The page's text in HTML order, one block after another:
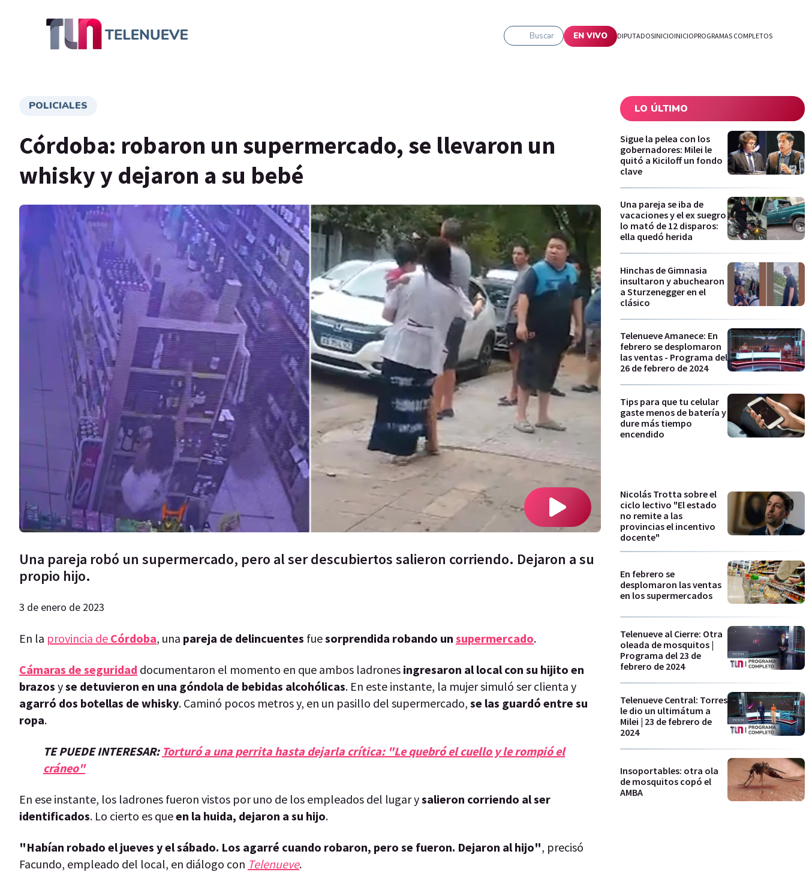
Buscar EN VIVO DIPUTADOSINICIOINICIOPROGRAMAS COMPLETOS
POLICIALES
Córdoba: robaron un supermercado, se llevaron un
whisky y dejaron a su bebé
Una pareja robó un supermercado, pero al ser descubiertos salieron corriendo. Dejaron a su
propio hijo.
3 de enero de 2023
En la provincia de Córdoba, una pareja de delincuentes fuesorprendida robando un supermercado.
Cámaras de seguridad documentaron el momento en que ambos ladrones ingresaron al local con su hijito en
brazos yse detuvieron en una góndola de bebidas alcohólicas. En este instante, la mujer simuló ser clienta y
agarró dos botellas de whisky. Caminó pocos metros y, en un pasillo del supermercado, se las guardó entre su
ropa.
TE PUEDE INTERESAR: Torturó a una perrita hasta dejarla crítica: "Le quebró el cuello y le rompió el
cráneo"
En ese instante, los ladrones fueron vistos por uno de los empleados del lugar ysalieron corriendo al ser
identificados. Lo cierto es queen la huida, dejaron a su hijo.
"Habían robado el jueves y el sábado. Los agarré cuando robaron, pero se fueron. Dejaron al hijo", precisó
Facundo, empleado del local, en diálogo con Telenueve.
LO ÚLTIMO
Sigue la pelea con los
gobernadores: Milei le
quitó a Kiciloff un fondo
clave
Una pareja se iba de
vacaciones y el ex suegro
lo mató de 12 disparos:
ella quedó herida
Hinchas de Gimnasia
insultaron y abuchearon
a Sturzenegger en el
clásico
Telenueve Amanece: En
febrero se desplomaron
las ventas - Programa del
26 de febrero de 2024
Tips para que tu celular
gaste menos de batería y
dure más tiempo
encendido
Nicolás Trotta sobre el
ciclo lectivo "El estado
no remite a las
provincias el incentivo
docente"
En febrero se
desplomaron las ventas
en los supermercados
Telenueve al Cierre: Otra
oleada de mosquitos |
Programa del 23 de
febrero de 2024
Telenueve Central: Torres
le dio un ultimátum a
Milei | 23 de febrero de
2024
Insoportables: otra ola
de mosquitos copó el
AMBA